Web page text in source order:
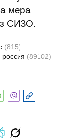
мера
СИЗО.
(815)
россия (89102)